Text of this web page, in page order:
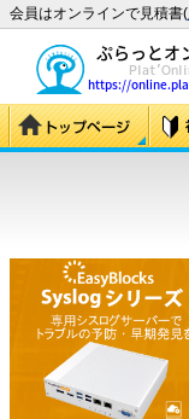
会員はオンラインで見積書(